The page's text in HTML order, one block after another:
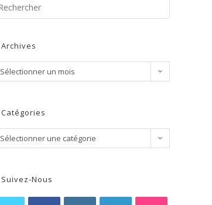
Archives
Sélectionner un mois
Catégories
Sélectionner une catégorie
Suivez-Nous